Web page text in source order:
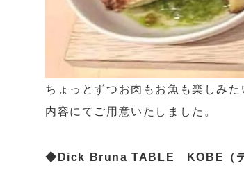
ちょっとずつお肉もお魚も楽しみ
内容にてご用意いたしました。
◆Dick Bruna TABLE KOBE（デ